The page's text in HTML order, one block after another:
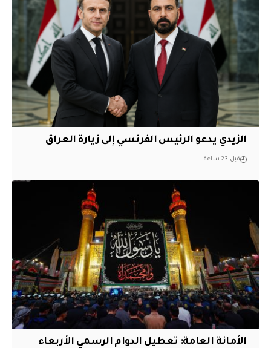
الزيدي يدعو الرئيس الفرنسي إلى زيارة العراق
قبل 23 ساعة
الأمانة العامة: تعطيل الدوام الرسمي الأربعاء